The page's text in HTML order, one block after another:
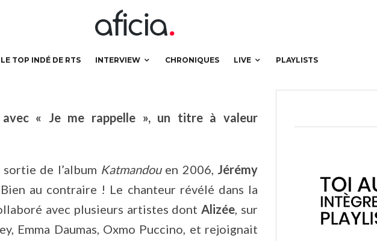
LE TOP INDÉ DE RTS INTERVIEW CHRONIQUES LIVE PLAYLISTS
« Je me rappelle », un titre à valeur
de l’album Katmandouen 2006, Jérémy
au contraire ! Le chanteur révélé dans la
avec plusieurs artistes dontAlizée, sur
Emma Daumas, Oxmo Puccino, et rejoignait